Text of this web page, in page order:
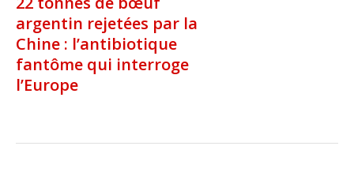
argentin rejetées par la
Chine : l’antibiotique
fantôme qui interroge
l’Europe